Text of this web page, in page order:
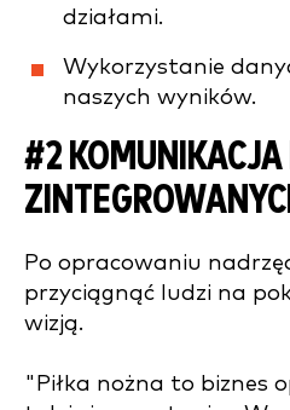
działami.
Wykorzystanie
naszych wyników.
#2 KOMUNIKACJA
Po opracowaniu
przyciągnąć ludzi na
wizją.
"Piłka nożna to biznes